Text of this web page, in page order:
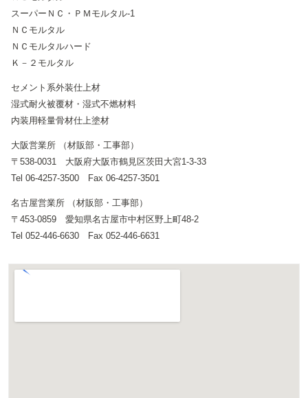
スーパーＮＣ・ＰＭモルタル-1
ＮＣモルタル
ＮＣモルタルハード
Ｋ－２モルタル
セメント系外装仕上材
湿式耐火被覆材・湿式不燃材料
内装用軽量骨材仕上塗材
大阪営業所 （材販部・工事部）
〒538-0031 大阪府大阪市鶴見区茨田大宮1-3-33
Tel 06-4257-3500 Fax 06-4257-3501
名古屋営業所 （材販部・工事部）
〒453-0859 愛知県名古屋市中村区野上町48-2
Tel 052-446-6630 Fax 052-446-6631